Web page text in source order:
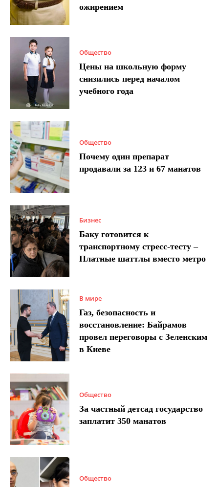
ожирением
Общество
Цены на школьную форму
снизились перед началом
учебного года
Общество
Почему один препарат
продавали за 123 и 67 манатов
Бизнес
Баку готовится к
транспортному стресс-тесту –
Платные шаттлы вместо метро
В мире
Газ, безопасность и
восстановление: Байрамов
провел переговоры с Зеленским
в Киеве
Общество
За частный детсад государство
заплатит 350 манатов
Общество